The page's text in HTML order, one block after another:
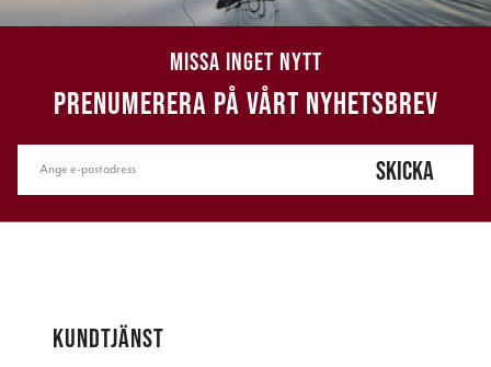
MISSA INGET NYTT
PRENUMERERA PÅ VÅRT NYHETSBREV
SKICKA
KUNDTJÄNST